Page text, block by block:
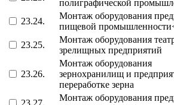
полиграфической
23.24.
Монтаж оборудования
пищевой
23.25.
Монтаж оборудования
зрелищных предприятий
23.26.
Монтаж оборудования
зернохранилищ и
переработке зерна
23.27.
Монтаж оборудования